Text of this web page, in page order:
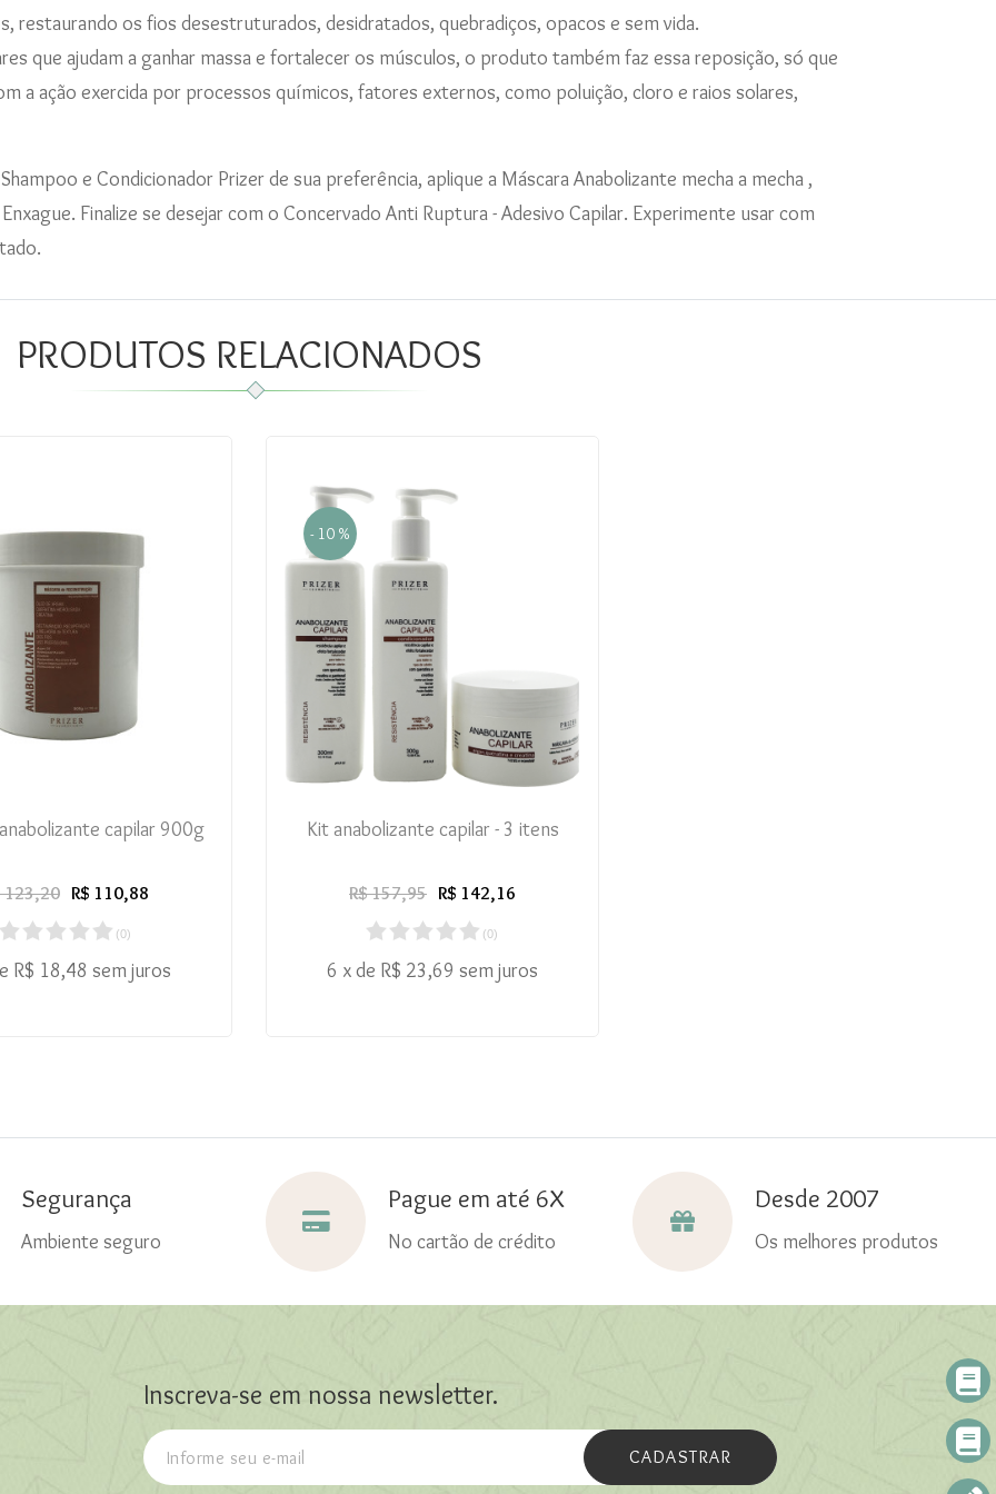
restaurando os fios desestruturados, desidratados, quebradiços, opacos e sem vida.
que ajudam a ganhar massa e fortalecer os músculos, o produto também faz essa reposição, só que
a ação exercida por processos químicos, fatores externos, como poluição, cloro e raios solares,
e Condicionador Prizer de sua preferência, aplique a Máscara Anabolizante mecha a mecha ,
Finalize se desejar com o Concervado Anti Ruptura - Adesivo Capilar. Experimente usar com
PRODUTOS RELACIONADOS
capilar 900g
123,20 R$ 110,88
(0)
R$ 18,48 sem juros
- 10 %
Kit anabolizante capilar - 3 itens
R$ 157,95 R$ 142,16
(0)
6 x de R$ 23,69 sem juros
Segurança
Ambiente seguro
Pague em até 6X
No cartão de crédito
Desde 2007
Os melhores produtos
Inscreva-se em nossa newsletter.
CADASTRAR